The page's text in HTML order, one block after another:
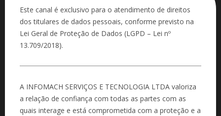
Este canal é exclusivo para o atendimento de direitos
dos titulares de dados pessoais, conforme previsto na
Lei Geral de Proteção de Dados (LGPD – Lei nº
13.709/2018).
A INFOMACH SERVIÇOS E TECNOLOGIA LTDA valoriza
a relação de confiança com todas as partes com as
quais interage e está comprometida com a proteção e a